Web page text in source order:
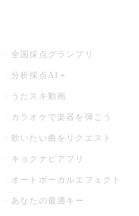
全国採点グランプリ
分析採点AI＋
うたスキ動画
カラオケで楽器を弾こう
歌いたい曲をリクエスト
キョクナビアプリ
オートボーカルエフェクト
あなたの最適キー